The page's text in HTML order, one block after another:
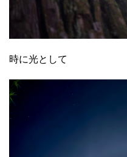
時に光として